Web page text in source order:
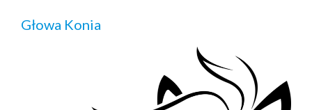
Głowa Konia